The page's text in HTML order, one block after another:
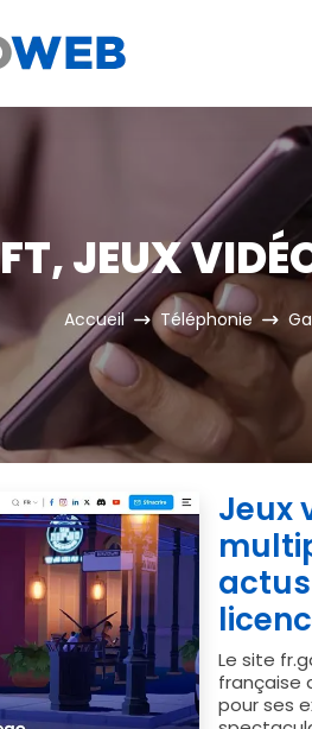
JEUX
Accueil Téléphonie
Jeux
Le site
française
pour ses